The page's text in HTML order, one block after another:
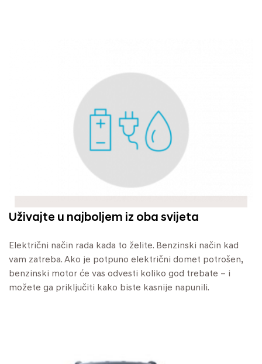
Uživajte u najboljem iz oba svijeta
Električni način rada kada to želite. Benzinski način kad
vam zatreba. Ako je potpuno električni domet potrošen,
benzinski motor će vas odvesti koliko god trebate – i
možete ga priključiti kako biste kasnije napunili.